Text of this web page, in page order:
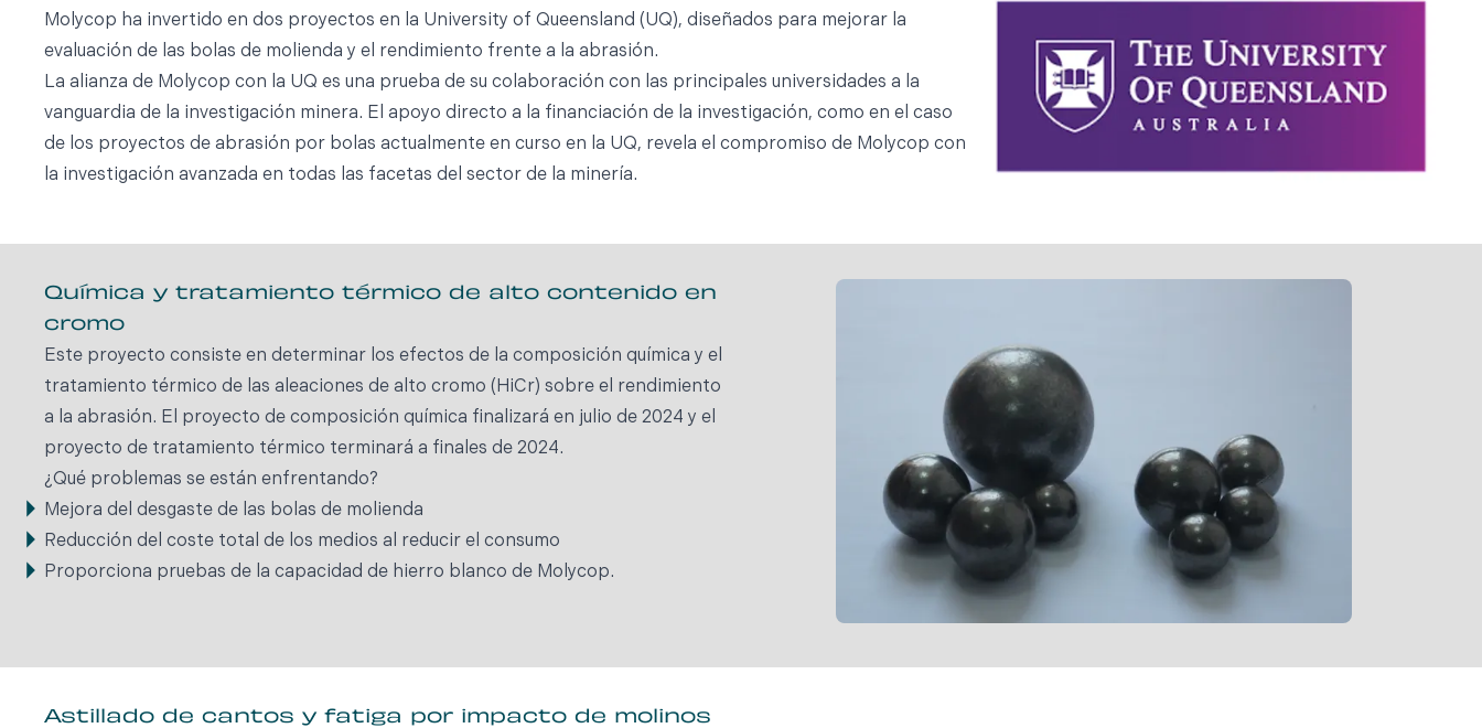
Molycop ha invertido en dos proyectos en la University of Queensland (UQ), diseñados para mejorar la
evaluación de las bolas de molienda y el rendimiento frente a la abrasión.
La alianza de Molycop con la UQ es una prueba de su colaboración con las principales universidades a la
vanguardia de la investigación minera. El apoyo directo a la financiación de la investigación, como en el caso
de los proyectos de abrasión por bolas actualmente en curso en la UQ, revela el compromiso de Molycop con
la investigación avanzada en todas las facetas del sector de la minería.
Química y tratamiento térmico de alto contenido en
cromo
Este proyecto consiste en determinar los efectos de la composición química y el
tratamiento térmico de las aleaciones de alto cromo (HiCr) sobre el rendimiento
a la abrasión. El proyecto de composición química finalizará en julio de 2024 y el
proyecto de tratamiento térmico terminará a finales de 2024.
¿Qué problemas se están enfrentando?
Mejora del desgaste de las bolas de molienda
Reducción del coste total de los medios al reducir el consumo
Proporciona pruebas de la capacidad de hierro blanco de Molycop.
Astillado de cantos y fatiga por impacto de molinos